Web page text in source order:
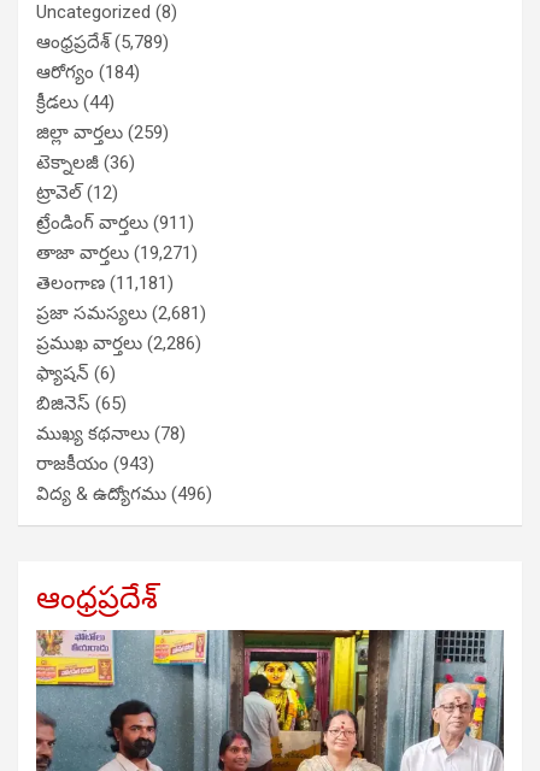
Uncategorized (8)
ఆంధ్రప్రదేశ్(5,789)
ఆరోగ్యం (184)
క్రీడలు (44)
జిల్లా వార్తలు (259)
టెక్నాలజీ (36)
ట్రావెల్(12)
ట్రేండింగ్ వార్తలు (911)
తాజా వార్తలు (19,271)
తెలంగాణ (11,181)
ప్రజా సమస్యలు (2,681)
ప్రముఖ వార్తలు (2,286)
ఫ్యాషన్ (6)
బిజినెస్ (65)
ముఖ్య కథనాలు (78)
రాజకీయం (943)
విద్య & ఉద్యోగము (496)
ఆంధ్రప్రదేశ్